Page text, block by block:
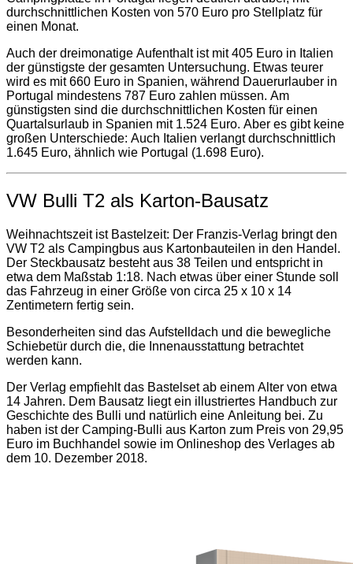
durchschnittlichen Kosten von 570 Euro pro Stellplatz für
einen Monat.
Auch der dreimonatige Aufenthalt ist mit 405 Euro in Italien
der günstigste der gesamten Untersuchung. Etwas teurer
wird es mit 660 Euro in Spanien, während Dauerurlauber in
Portugal mindestens 787 Euro zahlen müssen. Am
günstigsten sind die durchschnittlichen Kosten für einen
Quartalsurlaub in Spanien mit 1.524 Euro. Aber es gibt keine
großen Unterschiede: Auch Italien verlangt durchschnittlich
1.645 Euro, ähnlich wie Portugal (1.698 Euro).
VW Bulli T2 als Karton-Bausatz
Weihnachtszeit ist Bastelzeit: Der Franzis-Verlag bringt den
VW T2 als Campingbus aus Kartonbauteilen in den Handel.
Der Steckbausatz besteht aus 38 Teilen und entspricht in
etwa dem Maßstab 1:18. Nach etwas über einer Stunde soll
das Fahrzeug in einer Größe von circa 25 x 10 x 14
Zentimetern fertig sein.
Besonderheiten sind das Aufstelldach und die bewegliche
Schiebetür durch die, die Innenausstattung betrachtet
werden kann.
Der Verlag empfiehlt das Bastelset ab einem Alter von etwa
14 Jahren. Dem Bausatz liegt ein illustriertes Handbuch zur
Geschichte des Bulli und natürlich eine Anleitung bei. Zu
haben ist der Camping-Bulli aus Karton zum Preis von 29,95
Euro im Buchhandel sowie im Onlineshop des Verlages ab
dem 10. Dezember 2018.